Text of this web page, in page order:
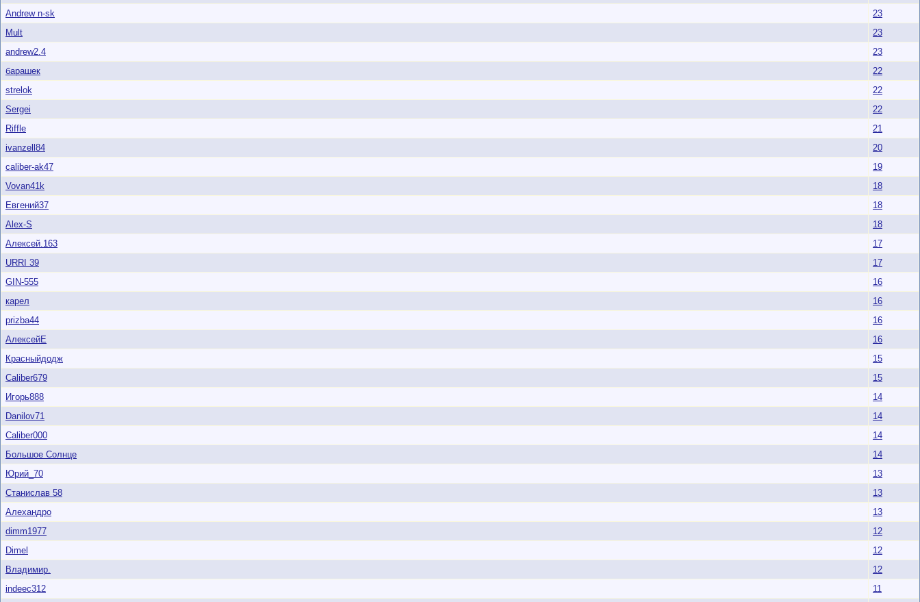
Andrew n-sk
23
Mult
23
andrew2.4
23
барашек
22
strelok
22
Sergei
22
Riffle
21
ivanzell84
20
caliber-ak47
19
Vovan41k
18
Евгений37
18
Alex-S
18
Алексей.163
17
URRI 39
17
GIN-555
16
карел
16
prizba44
16
АлексейЕ
16
Красныйдодж
15
Caliber679
15
Игорь888
14
Danilov71
14
Caliber000
14
Большое Солнце
14
Юрий_70
13
Станислав 58
13
Алехандро
13
dimm1977
12
Dimel
12
Владимир.
12
indeec312
11